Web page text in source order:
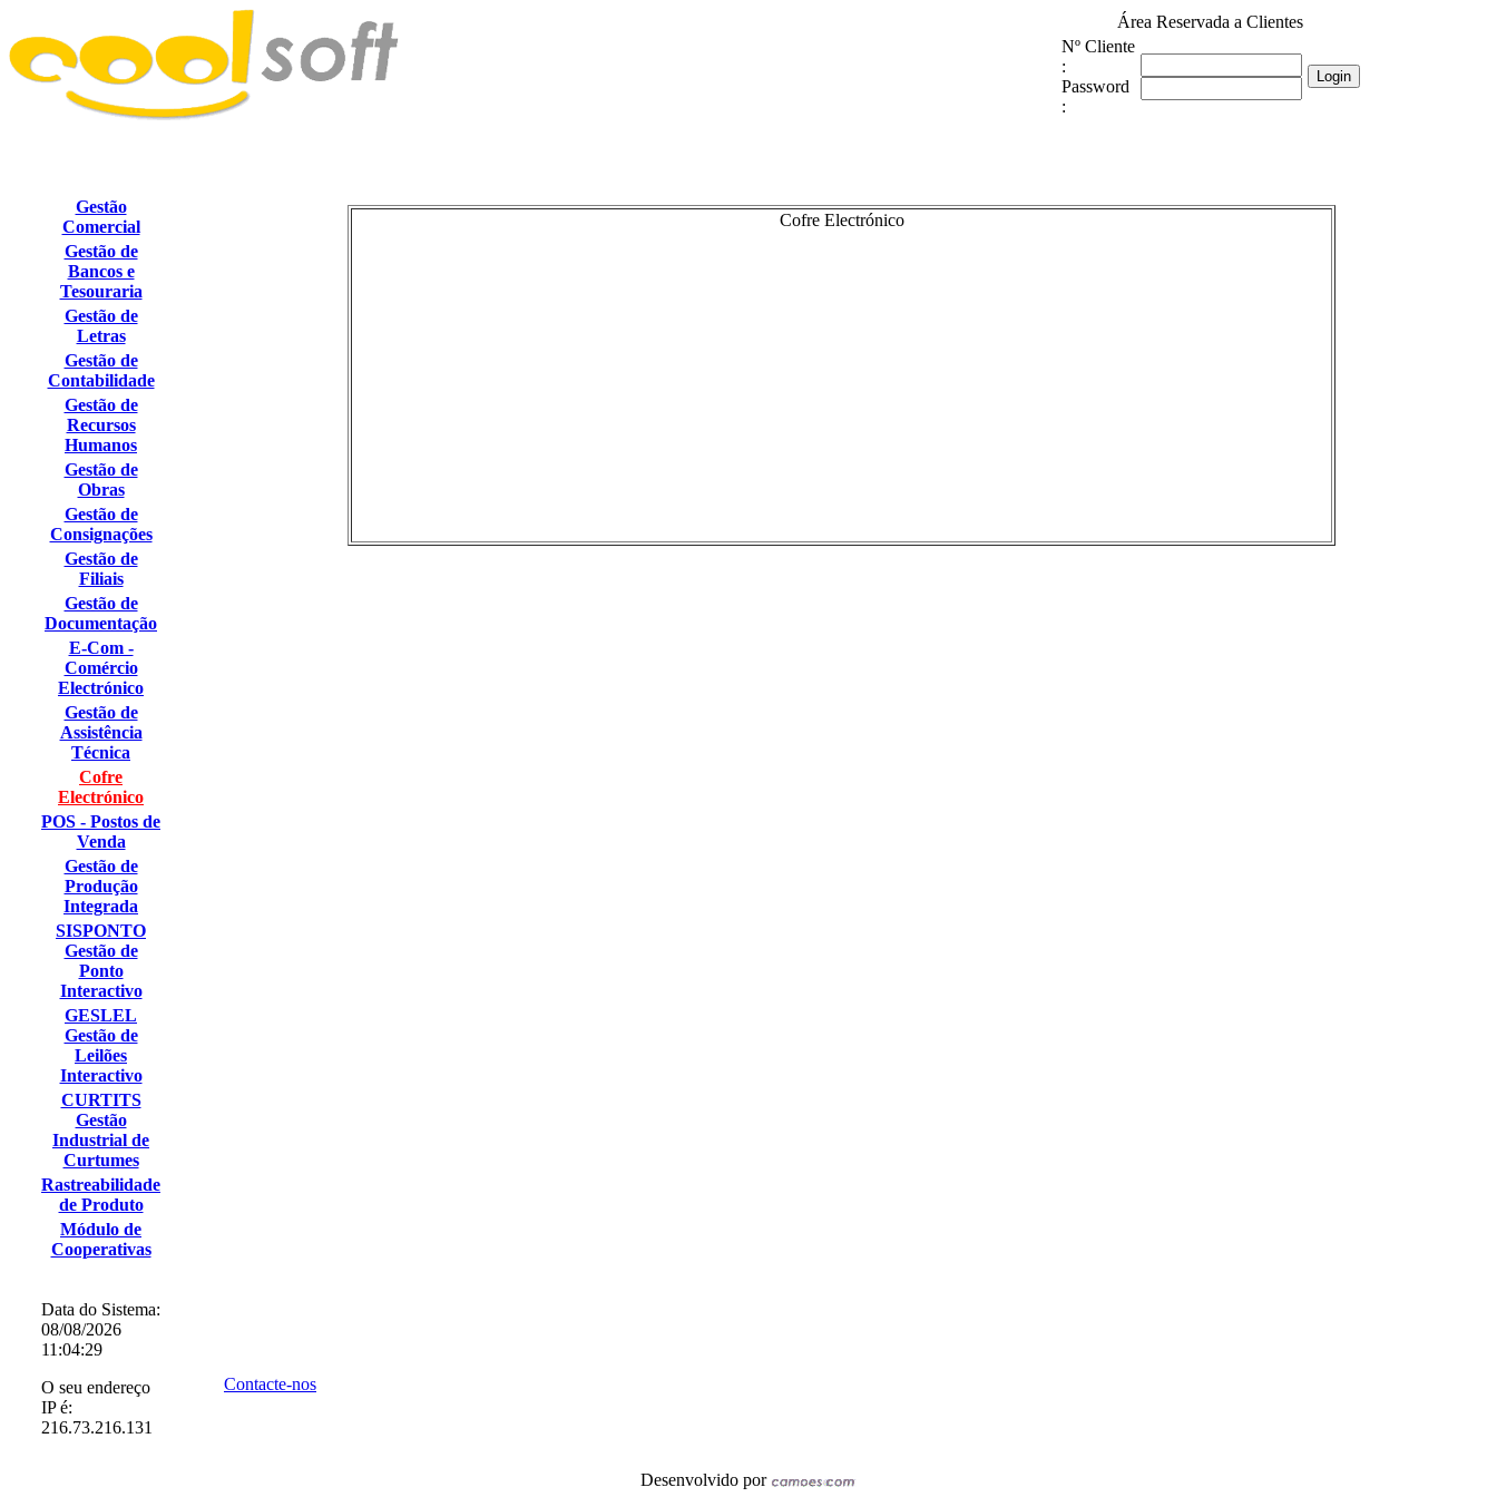
Área Reservada a Clientes
Nº Cliente
:
Password
:
Gestão
Comercial
Gestão de
Bancos e
Tesouraria
Gestão de
Letras
Gestão de
Contabilidade
Gestão de
Recursos
Humanos
Gestão de
Obras
Gestão de
Consignações
Gestão de
Filiais
Gestão de
Documentação
E-Com -
Comércio
Electrónico
Gestão de
Assistência
Técnica
Cofre
Electrónico
POS - Postos de
Venda
Gestão de
Produção
Integrada
SISPONTO
Gestão de
Ponto
Interactivo
GESLEL
Gestão de
Leilões
Interactivo
CURTITS
Gestão
Industrial de
Curtumes
Rastreabilidade
de Produto
Módulo de
Cooperativas
Data do Sistema:
08/08/2026
11:04:29
O seu endereço
IP é:
216.73.216.131
Cofre Electrónico
Contacte-nos
Desenvolvido por